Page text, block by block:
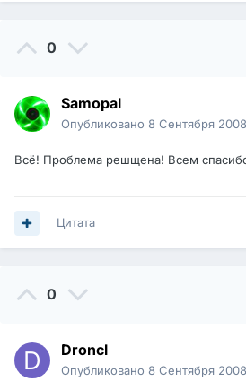
0
Samopal
Опубликовано 8 Сентября 2008
Всё! Проблема решщена! Всем
Цитата
0
Droncl
Опубликовано 8 Сентября 2008